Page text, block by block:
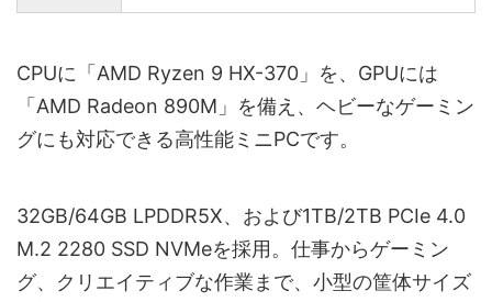
CPUに「AMD Ryzen 9 HX-370」を、GPUには
「AMD Radeon 890M」を備え、ヘビーなゲーミン
グにも対応できる高性能ミニPCです。
32GB/64GB LPDDR5X、および1TB/2TB PCIe 4.0
M.2 2280 SSD NVMeを採用。仕事からゲーミン
グ、クリエイティブな作業まで、小型の筐体サイズ